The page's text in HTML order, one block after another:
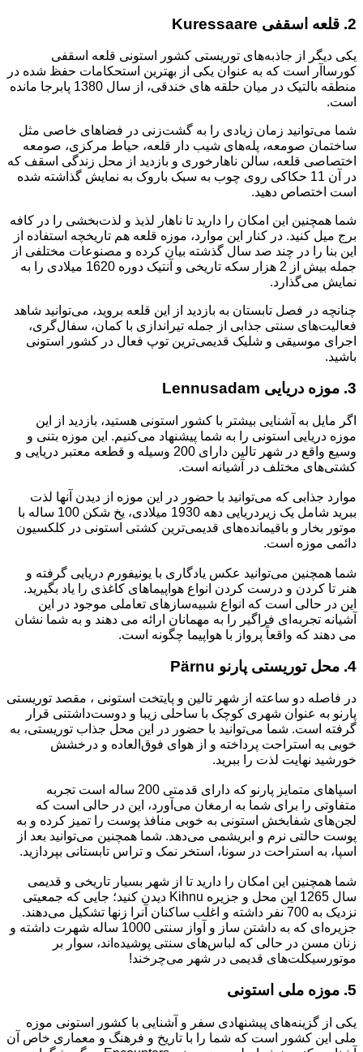
2. قلعه اسقفی Kuressaare
یکی دیگر از جاذبه‌های توریستی کشور استونی قلعه اسقفی
کورساآر است که به عنوان یکی از بهترین استحکامات حفظ شده در
منطقه بالتیک در میان حلقه های خندقی، از سال 1380 پابرجا مانده
است.
شما می‎‌توانید زمان زیادی را به گشت‌زنی در فضاهای خاصی مثل
ساختمان صومعه، پله‌های شیب دار قلعه، حیاط مرکزی، صومعه
اختصاصی قلعه، سالن ناهارخوری و بازدید از محل زندگی اسقف که
در آن 11 حکاکی روی چوب به سبک باروک به نمایش گذاشته شده
است اختصاص دهید.
شما همچنین این امکان را دارید تا ناهار لذیذ و لذت‌بخشی را در کافه
برج میل کنید. در کنار این موارد، موزه قلعه هم تاریخچه استفاده از
این بنا را در چند صد سال گذشته بیان کرده و مصنوعات مختلفی از
جمله بیش از 2 هزار سکه تاریخی و آنتیک دوره 1620 میلادی را به
نمایش می‌گذارد.
چنانچه در فصل تابستان به بازدید از این قلعه بروید، می‌توانید شاهد
فعالیت‌های سنتی جذابی از جمله تیراندازی با کمان، سفال‌گری،
اجرای موسیقی و شلیک قدیمی‌ترین توپ فعال در کشور استونی
باشید.
3. موزه دریایی Lennusadam
اگر مایل به آشنایی بیشتر با کشور استونی هستید، بازدید از این
موزه دریایی استونی را به شما پیشنهاد می‌کنیم. این موزه بتنی و
وسیع واقع در شهر تالین دارای 200 وسیله و قطعه معتبر دریایی و
کشتی‌های مختلف در آشیانه است.
موارد جذابی که می‌توانید با حضور در این موزه از دیدن آنها لذت
ببرید شامل یک زیردریایی دهه 1930 میلادی، یخ شکن 100 ساله با
موتور بخار و باقیمانده‌های قدیمی‌ترین کشتی استونی در کلکسیون
دائمی موزه است.
شما همچنین می‌توانید عکس یادگاری با یونیفورم دریایی گرفته و
هنر تا کردن و درست کردن انواع هواپیما‌های کاغذی را یاد بگیرید.
این در حالی است که انواع شبیه‌سازهای تعاملی موجود در این
آشیانه تجربه‌ای فراگیر را به مهمانان ارائه می دهند و به شما نشان
می دهند که واقعاً پرواز با هواپیما چگونه است.
4. محل توریستی پارنو Pärnu
در فاصله دو ساعته از شهر تالین و پایتخت استونی ، مقصد توریستی
پارنو به عنوان شهری کوچک با ساحلی زیبا و دوست‌داشتنی قرار
گرفته است. شما می‌توانید با حضور در این محل جذاب توریستی، به
خوبی به استراحت پرداخته و از هوای فوق‌العاده و درخشش
خورشید نهایت لذت را ببرید.
اسپاهای متمایز پارنو که دارای قدمتی 200 ساله است تجربه
متفاوتی را برای شما به ارمغان می‌آورد، این در حالی است که
لجن‌های شفابخش استونی به خوبی منافذ پوست را تمیز کرده و به
پوست حالتی نرم و ابریشمی می‌دهد. شما همچنین می‌توانید بعد از
اسپا، به استراحت در سونا، استخر نمک و تراس تابستانی بپردازید.
شما همچنین این امکان را دارید تا از شهر بسیار تاریخی و قدیمی
سال 1265 این محل و جزیره Kihnu دیدن کنید؛ جایی که جمعیتی
نزدیک به 700 نفر داشته و اغلب ساکنان آنرا زنها تشکیل می‌دهند.
جزیره‌ای که به داشتن ساز و آواز سنتی 1000 ساله شهرت داشته و
زنان مسن در حالی که لباس‌های سنتی پوشیده‌اند، سوار بر
موتورسیکلت‌های قدیمی در شهر می‌چرخند!
5. موزه ملی استونی
یکی از گزینه‌های پیشنهادی سفر و آشنایی با کشور استونی موزه
ملی این کشور است که شما را با تاریخ و فرهنگ و معماری خاص آن